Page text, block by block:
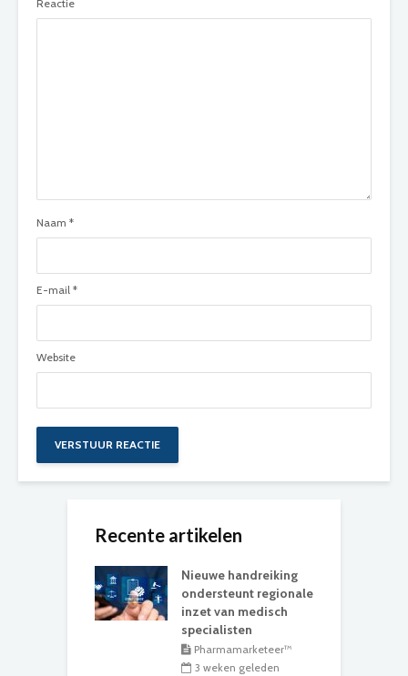
Reactie
Naam *
E-mail *
Website
Recente artikelen
Nieuwe handreiking
ondersteunt regionale
inzet van medisch
specialisten
Pharmamarketeer™
3 weken geleden